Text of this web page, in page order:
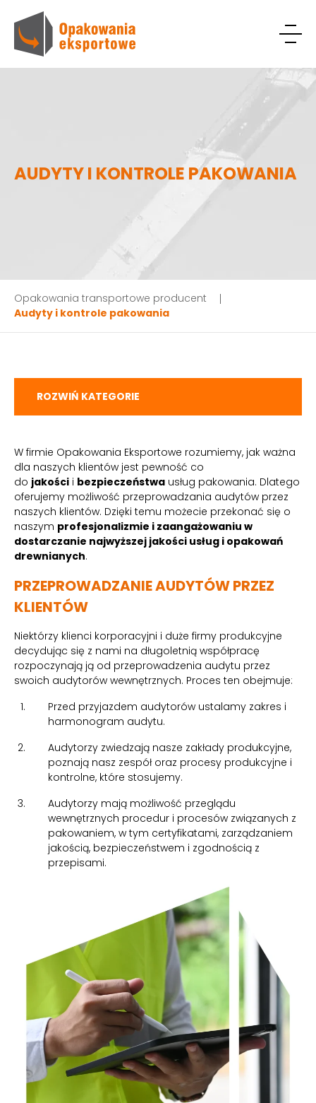
AUDYTY I KONTROLE PAKOWANIA
Opakowania transportowe producent
Audyty i kontrole pakowania
ROZWIŃ KATEGORIE
W firmie Opakowania Eksportowe rozumiemy, jak ważna
dla naszych klientów jest pewność co
do jakości i bezpieczeństwa usług pakowania. Dlatego
oferujemy możliwość przeprowadzania audytów przez
naszych klientów. Dzięki temu możecie przekonać się o
naszym profesjonalizmie i zaangażowaniu w
dostarczanie najwyższej jakości usług i opakowań
drewnianych.
PRZEPROWADZANIE AUDYTÓW PRZEZ
KLIENTÓW
Niektórzy klienci korporacyjni i duże firmy produkcyjne
decydując się z nami na długoletnią współpracę
rozpoczynają ją od przeprowadzenia audytu przez
swoich audytorów wewnętrznych. Proces ten obejmuje:
Przed przyjazdem audytorów ustalamy zakres i
harmonogram audytu.
Audytorzy zwiedzają nasze zakłady produkcyjne,
poznają nasz zespół oraz procesy produkcyjne i
kontrolne, które stosujemy.
Audytorzy mają możliwość przeglądu
wewnętrznych procedur i procesów związanych z
pakowaniem, w tym certyfikatami, zarządzaniem
jakością, bezpieczeństwem i zgodnością z
przepisami.